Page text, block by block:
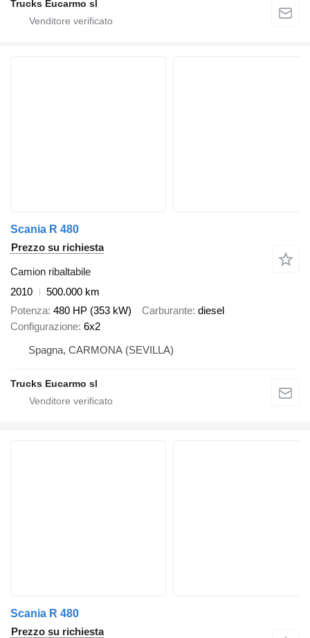
Trucks Eucarmo sl
Scania R 480
Prezzo su richiesta
Camion ribaltabile
2010
500.000 km
Potenza 480 HP (353 kW) Carburante diesel
Configurazione 6x2
Spagna, CARMONA (SEVILLA)
Trucks Eucarmo sl
Scania R 480
Prezzo su richiesta